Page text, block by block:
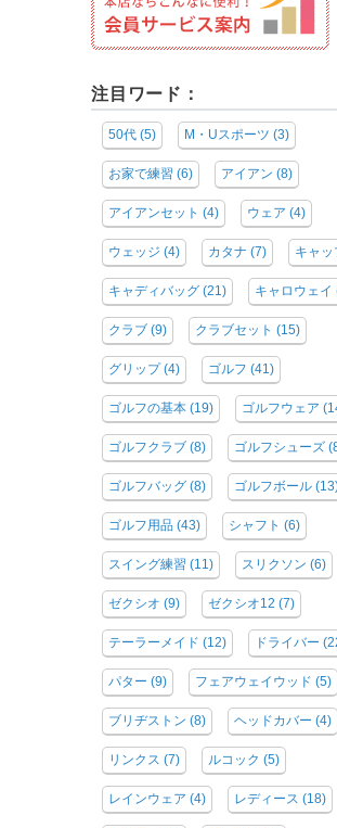
注目ワード：
50代 (5) M・Uスポーツ (3)
お家で練習 (6) アイアン (8)
アイアンセット (4) ウェア (4)
ウェッジ (4) カタナ (7) キャッ
キャディバッグ (21) キャロウェイ
クラブ (9) クラブセット (15)
グリップ(4) ゴルフ (41)
ゴルフの基本 (19) ゴルフウェア
ゴルフクラブ (8) ゴルフシューズ
ゴルフバッグ (8) ゴルフボール
ゴルフ用品 (43) シャフト (6)
スイング練習 (11) スリクソン (6)
ゼクシオ (9) ゼクシオ12 (7)
テーラーメイド (12) ドライバー
パター (9) フェアウェイウッド (5)
ブリヂストン (8) ヘッドカバー (4)
リンクス (7) ルコック (5)
レインウェア (4) レディース (18)